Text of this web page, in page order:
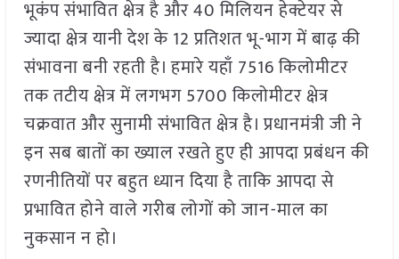
भूकंप संभावित क्षेत्र है और 40 मिलियन हेक्टेयर से
ज्यादा क्षेत्र यानी देश के 12 प्रतिशत भू-भाग में बाढ़ की
संभावना बनी रहती है। हमारे यहाँ 7516 किलोमीटर
तक तटीय क्षेत्र में लगभग 5700 किलोमीटर क्षेत्र
चक्रवात और सुनामी संभावित क्षेत्र है। प्रधानमंत्री जी ने
इन सब बातों का ख्याल रखते हुए ही आपदा प्रबंधन की
रणनीतियों पर बहुत ध्यान दिया है ताकि आपदा से
प्रभावित होने वाले गरीब लोगों को जान-माल का
नुकसान न हो।